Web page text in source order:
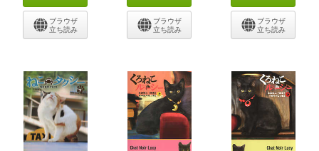
ブラウザ
立ち読み
ブラウザ
立ち読み
ブラウザ
立ち読み